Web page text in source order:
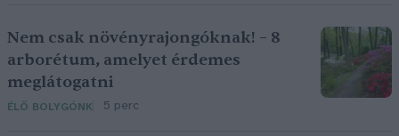
Nem csak növényrajongóknak! – 8
arborétum, amelyet érdemes
meglátogatni
ÉLŐ BOLYGÓNK 5 perc